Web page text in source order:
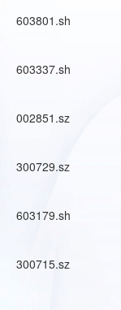
603801.sh
603337.sh
002851.sz
300729.sz
603179.sh
300715.sz